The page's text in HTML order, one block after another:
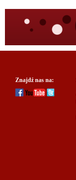
Znajdź nas na: